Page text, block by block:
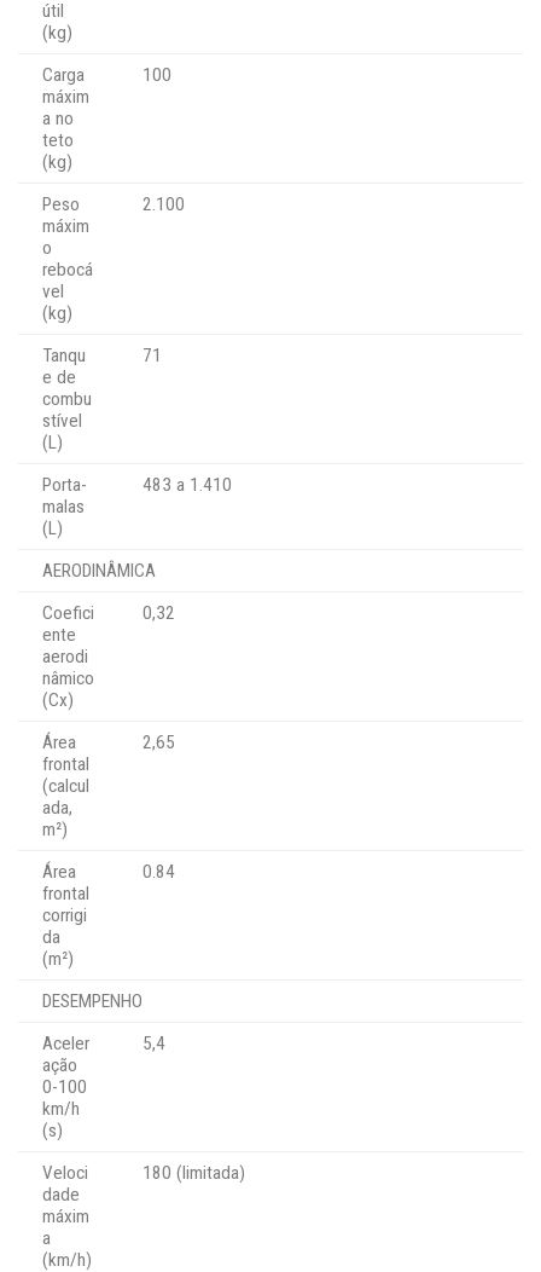
útil
(kg)
Carga
máxim
a no
teto
(kg)
100
Peso
máxim
o
rebocá
vel
(kg)
2.100
Tanqu
e de
combu
stível
(L)
71
Porta-
malas
(L)
483 a 1.410
AERODINÂMICA
Coefici
ente
aerodi
nâmico
(Cx)
0,32
Área
frontal
(calcul
ada,
m²)
2,65
Área
frontal
corrigi
da
(m²)
0.84
DESEMPENHO
Aceler
ação
0-100
km/h
(s)
5,4
Veloci
dade
máxim
a
(km/h)
180 (limitada)